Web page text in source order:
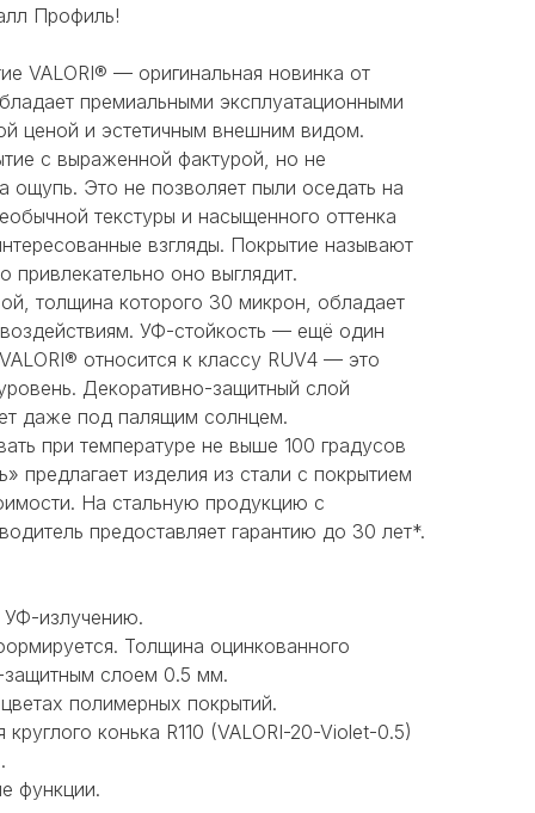
Профиль!
VALORI® — оригинальная новинка от
премиальными эксплуатационными
ценой и эстетичным внешним видом.
с выраженной фактурой, но не
ощупь. Это не позволяет пыли оседать на
текстуры и насыщенного оттенка
взгляды. Покрытие называют
привлекательно оно выглядит.
толщина которого 30 микрон, обладает
УФ-стойкость — ещё один
относится к классу RUV4 — это
Декоративно-защитный слой
даже под палящим солнцем.
при температуре не выше 100 градусов
предлагает изделия из стали с покрытием
На стальную продукцию с
предоставляет гарантию до 30 лет*.
УФ-излучению.
Толщина оцинкованного
защитным слоем 0.5 мм.
полимерных покрытий.
конька R110 (VALORI-20-Violet-0.5)
функции.